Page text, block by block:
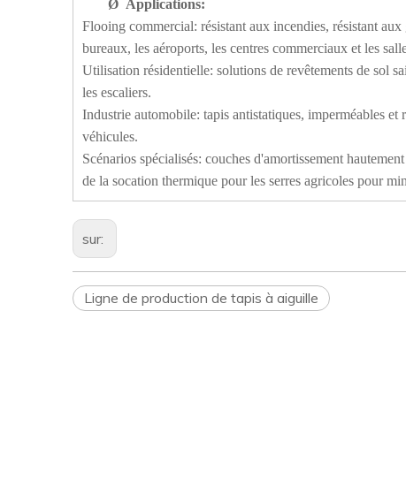
Ø Applications:
Flooing commercial: résistant aux incendies, résistant
bureaux, les aéroports, les centres commerciaux et les
Utilisation résidentielle: solutions de revêtements de sol
les escaliers.
Industrie automobile: tapis antistatiques, imperméables et
véhicules.
Scénarios spécialisés: couches d'amortissement
de la socation thermique pour les serres agricoles pour
sur:
Ligne de production de tapis à aiguille